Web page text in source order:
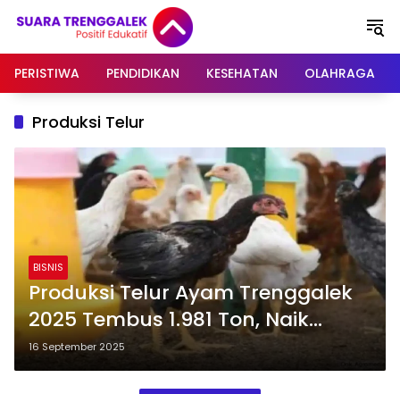
PERISTIWA
PENDIDIKAN KESEHATAN OLAHRAGA
Produksi Telur
BISNIS
Produksi Telur Ayam Trenggalek
2025 Tembus 1.981 Ton, Naik
Dibanding Tahun Lalu
16 September 2025